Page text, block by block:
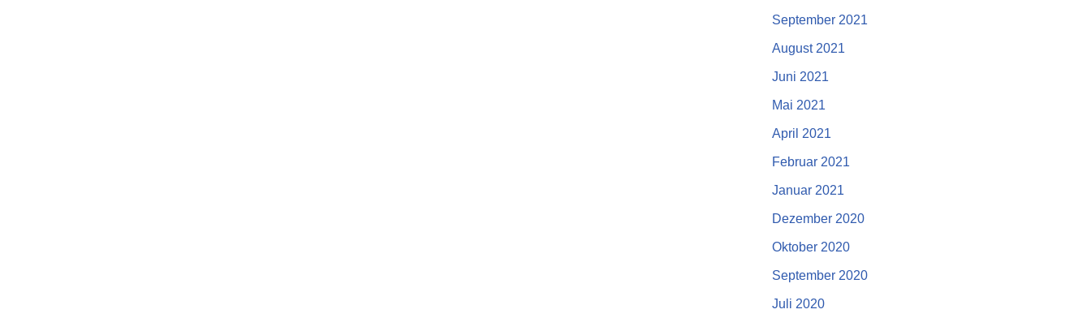
September 2021
August 2021
Juni 2021
Mai 2021
April 2021
Februar 2021
Januar 2021
Dezember 2020
Oktober 2020
September 2020
Juli 2020